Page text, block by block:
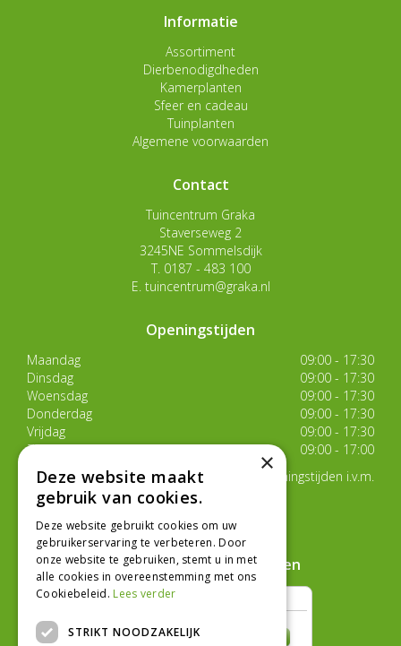
Informatie
Assortiment
Dierbenodigdheden
Kamerplanten
Sfeer en cadeau
Tuinplanten
Algemene voorwaarden
Contact
Tuincentrum Graka
Staverseweg 2
3245NE Sommelsdijk
T. 0187 - 483 100
E. tuincentrum@graka.nl
Openingstijden
Maandag
09:00 - 17:30
Dinsdag
09:00 - 17:30
Woensdag
09:00 - 17:30
Donderdag
09:00 - 17:30
Vrijdag
09:00 - 17:30
Zaterdag
09:00 - 17:00
Van 17 juli t/m 29 augustus aangepaste openingstijden i.v.m.
de zomervakantie
Toon alle openingstijden
Hoe klanten ons beoordelen
×
Deze website maakt
gebruik van cookies.
Deze website gebruikt cookies om uw
gebruikerservaring te verbeteren. Door
onze website te gebruiken, stemt u in met
alle cookies in overeenstemming met ons
Cookiebeleid. Lees verder
STRIKT NOODZAKELIJK